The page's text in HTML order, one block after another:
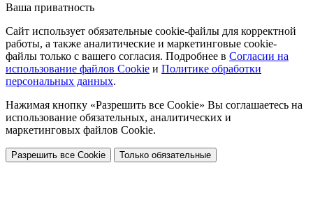
Ваша приватность
Сайт использует обязательные cookie-файлы для корректной
работы, а также аналитические и маркетинговые cookie-
файлы только с вашего согласия. Подробнее в Согласии на
использование файлов Cookie и Политике обработки
персональных данных.
Нажимая кнопку «Разрешить все Cookie» Вы соглашаетесь на
использование обязательных, аналитических и
маркетинговых файлов Cookie.
Разрешить все Cookie Только обязательные